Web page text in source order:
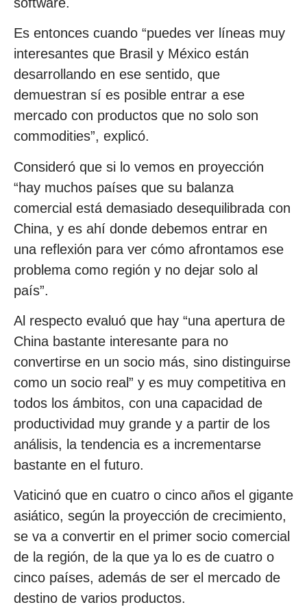
Es entonces cuando “puedes ver líneas muy
interesantes que Brasil y México están
desarrollando en ese sentido, que
demuestran sí es posible entrar a ese
mercado con productos que no solo son
commodities”, explicó.
Consideró que si lo vemos en proyección
“hay muchos países que su balanza
comercial está demasiado desequilibrada con
China, y es ahí donde debemos entrar en
una reflexión para ver cómo afrontamos ese
problema como región y no dejar solo al
país”.
Al respecto evaluó que hay “una apertura de
China bastante interesante para no
convertirse en un socio más, sino distinguirse
como un socio real” y es muy competitiva en
todos los ámbitos, con una capacidad de
productividad muy grande y a partir de los
análisis, la tendencia es a incrementarse
bastante en el futuro.
Vaticinó que en cuatro o cinco años el gigante
asiático, según la proyección de crecimiento,
se va a convertir en el primer socio comercial
de la región, de la que ya lo es de cuatro o
cinco países, además de ser el mercado de
destino de varios productos.